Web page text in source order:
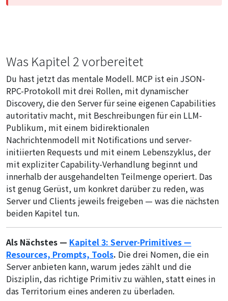
Was Kapitel 2 vorbereitet
Du hast jetzt das mentale Modell. MCP ist ein JSON-
RPC-Protokoll mit drei Rollen, mit dynamischer
Discovery, die den Server für seine eigenen Capabilities
autoritativ macht, mit Beschreibungen für ein LLM-
Publikum, mit einem bidirektionalen
Nachrichtenmodell mit Notifications und server-
initiierten Requests und mit einem Lebenszyklus, der
mit expliziter Capability-Verhandlung beginnt und
innerhalb der ausgehandelten Teilmenge operiert. Das
ist genug Gerüst, um konkret darüber zu reden, was
Server und Clients jeweils freigeben — was die nächsten
beiden Kapitel tun.
Als Nächstes — Kapitel 3: Server-Primitives —
Resources, Prompts, Tools. Die drei Nomen, die ein
Server anbieten kann, warum jedes zählt und die
Disziplin, das richtige Primitiv zu wählen, statt eines in
das Territorium eines anderen zu überladen.